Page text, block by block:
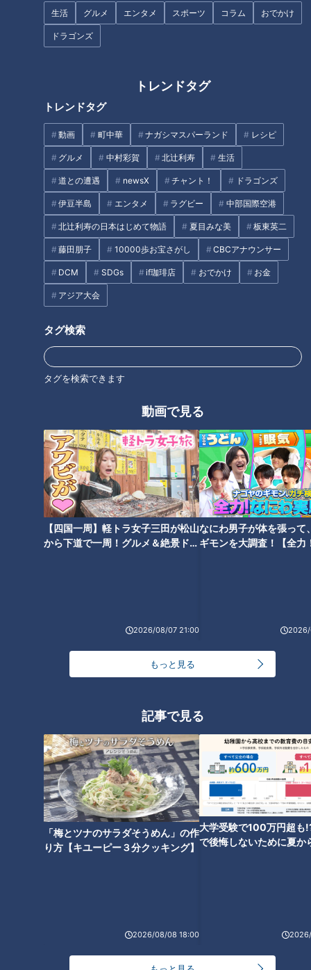
生活 グルメ エンタメ スポーツ コラム おでかけ
ドラゴンズ
トレンドタグ
トレンドタグ
動画 町中華 ナガシマスパーランド レシピ
グルメ 中村彩賀 北辻利寿 生活
道との遭遇 newsX チャント！ ドラゴンズ
伊豆半島 エンタメ ラグビー 中部国際空港
北辻利寿の日本はじめて物語 夏目みな美 板東英二
藤田朋子 10000歩お宝さがし CBCアナウンサー
DCM SDGs if珈琲店 おでかけ お金
アジア大会
タグ検索
タグを検索できます
動画で見る
【四国一周】軽トラ女子三田が松山
から下道で一周！グルメ＆絶景ドラ
2026/08/07 21:00
なにわ男子が体を張って
ギモンを大調査！【全力
2026/
もっと見る
記事で見る
「梅とツナのサラダそうめん」の作
り方【キユーピー３分クッキング】
2026/08/08 18:00
大学受験で100万円超も
で後悔しないために夏か
げ」の作り方【キユーピー３分
「マスキングテープ」そのカラ
昭和の珍品おもちゃ～オスとメ
スを判別する不思議なペンダン
トを覚えていますか？
「名古屋めし」に仲間入り！カ
レー煮込みうどんが人気上昇中
～大竹敏之のシン・名古屋めし
タグ
北辻利寿の日本はじめて物語 東西南北論説風
オススメ関連コンテンツ
日本で誕生した「マッサージチ
ェア」～究極の“揉み心地”を追
求した開発魂
る！日本製「電気冷蔵庫」めざ
ましい進化の歩み
魅せられた！国産「シェーバ
ー」夢の開発物語